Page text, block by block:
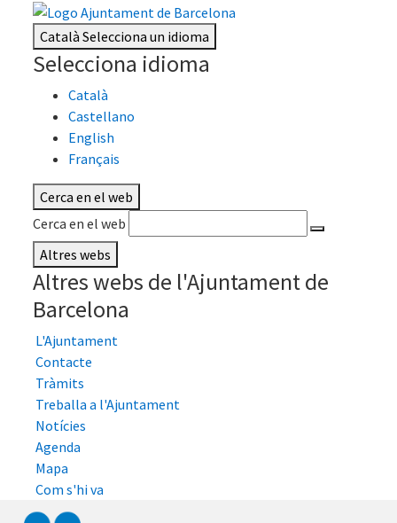
CatalàSelecciona un idioma
Selecciona idioma
Català
Castellano
English
Français
Cerca en el web
Cerca en el web
Altres webs
Altres webs de l'Ajuntament de
Barcelona
L'Ajuntament
Contacte
Tràmits
Treballa a l'Ajuntament
Notícies
Agenda
Mapa
Com s'hi va